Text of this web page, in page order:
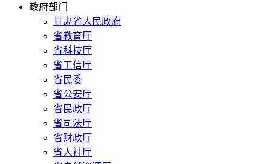
政府部门
甘肃省人民政府
省教育厅
省科技厅
省工信厅
省民委
省公安厅
省民政厅
省司法厅
省财政厅
省人社厅